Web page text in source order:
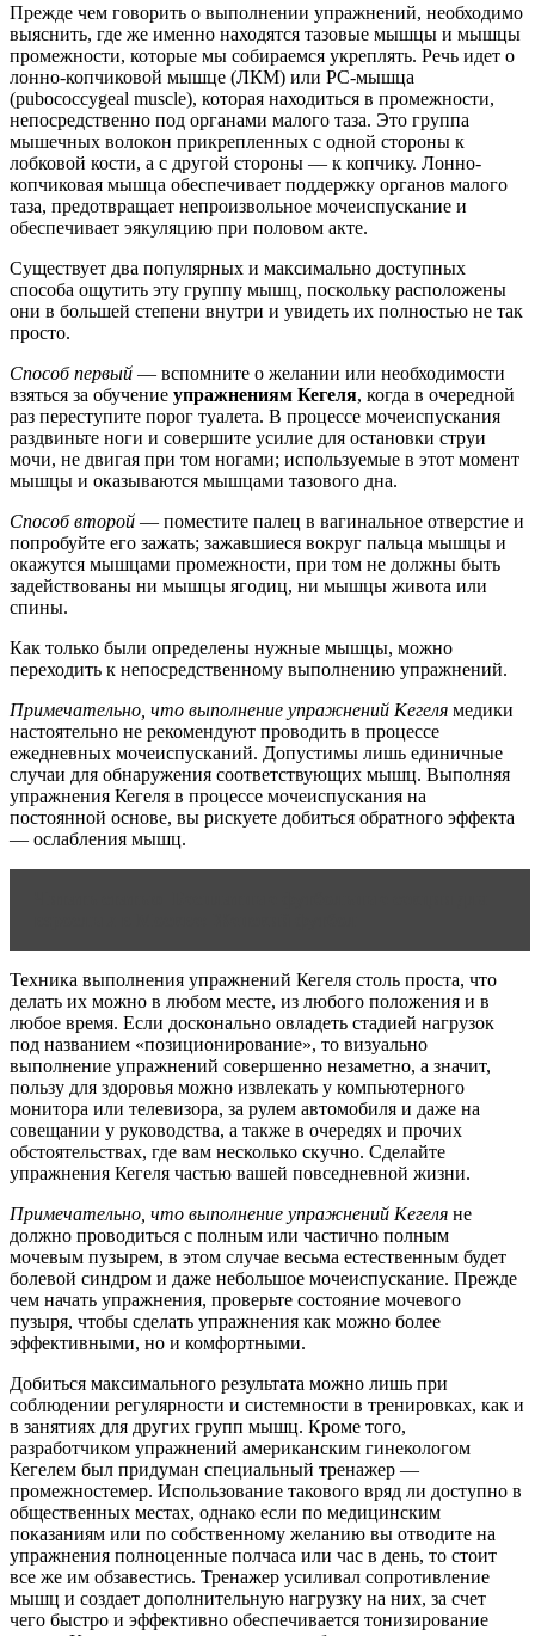
Прежде чем говорить о выполнении упражнений, необходимо
выяснить, где же именно находятся тазовые мышцы и мышцы
промежности, которые мы собираемся укреплять. Речь идет о
лонно-копчиковой мышце (ЛКМ) или PC-мышца
(pubococcygeal muscle), которая находиться в промежности,
непосредственно под органами малого таза. Это группа
мышечных волокон прикрепленных с одной стороны к
лобковой кости, а с другой стороны — к копчику. Лонно-
копчиковая мышца обеспечивает поддержку органов малого
таза, предотвращает непроизвольное мочеиспускание и
обеспечивает эякуляцию при половом акте.
Существует два популярных и максимально доступных
способа ощутить эту группу мышц, поскольку расположены
они в большей степени внутри и увидеть их полностью не так
просто.
Способ первый — вспомните о желании или необходимости
взяться за обучение упражнениям Кегеля, когда в очередной
раз переступите порог туалета. В процессе мочеиспускания
раздвиньте ноги и совершите усилие для остановки струи
мочи, не двигая при том ногами; используемые в этот момент
мышцы и оказываются мышцами тазового дна.
Способ второй — поместите палец в вагинальное отверстие и
попробуйте его зажать; зажавшиеся вокруг пальца мышцы и
окажутся мышцами промежности, при том не должны быть
задействованы ни мышцы ягодиц, ни мышцы живота или
спины.
Как только были определены нужные мышцы, можно
переходить к непосредственному выполнению упражнений.
Примечательно, что выполнение упражнений Кегеля медики
настоятельно не рекомендуют проводить в процессе
ежедневных мочеиспусканий. Допустимы лишь единичные
случаи для обнаружения соответствующих мышц. Выполняя
упражнения Кегеля в процессе мочеиспускания на
постоянной основе, вы рискуете добиться обратного эффекта
— ослабления мышц.
Техника выполнения упражнений Кегеля столь проста, что
делать их можно в любом месте, из любого положения и в
любое время. Если досконально овладеть стадией нагрузок
под названием «позиционирование», то визуально
выполнение упражнений совершенно незаметно, а значит,
пользу для здоровья можно извлекать у компьютерного
монитора или телевизора, за рулем автомобиля и даже на
совещании у руководства, а также в очередях и прочих
обстоятельствах, где вам несколько скучно. Сделайте
упражнения Кегеля частью вашей повседневной жизни.
Примечательно, что выполнение упражнений Кегеля не
должно проводиться с полным или частично полным
мочевым пузырем, в этом случае весьма естественным будет
болевой синдром и даже небольшое мочеиспускание. Прежде
чем начать упражнения, проверьте состояние мочевого
пузыря, чтобы сделать упражнения как можно более
эффективными, но и комфортными.
Добиться максимального результата можно лишь при
соблюдении регулярности и системности в тренировках, как и
в занятиях для других групп мышц. Кроме того,
разработчиком упражнений американским гинекологом
Кегелем был придуман специальный тренажер —
промежностемер. Использование такового вряд ли доступно в
общественных местах, однако если по медицинским
показаниям или по собственному желанию вы отводите на
упражнения полноценные полчаса или час в день, то стоит
все же им обзавестись. Тренажер усиливал сопротивление
мышц и создает дополнительную нагрузку на них, за счет
чего быстро и эффективно обеспечивается тонизирование